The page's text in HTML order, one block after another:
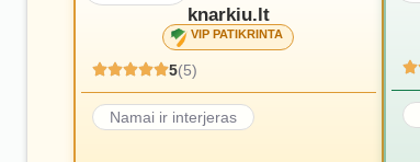
knarkiu.lt
VIP PATIKRINTA
5(5)
Namai ir interjeras